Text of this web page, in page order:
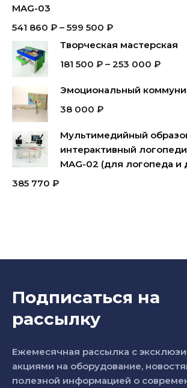
MAG-03
541 860 ₽ – 599 500 ₽
Творческая мастерская
181 500 ₽ – 253 000 ₽
Эмоциональный
38 000 ₽
Мультимедийный
интерактивный
MAG-02 (для логопеда и
385 770 ₽
Подписаться на
рассылку
Ежемесячная рассылка с
акциями на оборудование,
полезной информацией о